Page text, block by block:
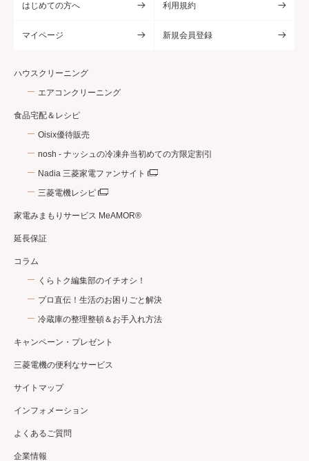
はじめての方へ 利用規約
マイページ 新規会員登録
ハウスクリーニング
エアコンクリーニング
食品宅配＆レシピ
Oisix優待販売
nosh - ナッシュの冷凍弁当初めての方限定割引
Nadia 三菱家電ファンサイト
三菱電機レシピ
家電みまもりサービス MeAMOR®
延長保証
コラム
くらトク編集部のイチオシ！
プロ直伝！生活のお困りごと解決
冷蔵庫の整理整頓＆お手入れ方法
キャンペーン・プレゼント
三菱電機の便利なサービス
サイトマップ
インフォメーション
よくあるご質問
企業情報